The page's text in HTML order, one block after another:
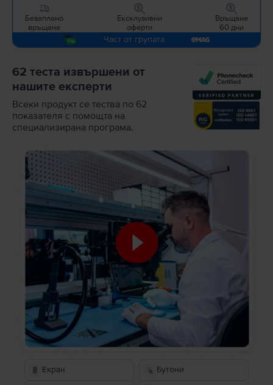
Безаплано
връщане
Ексклузивни
оферти
Връщане
60 дни
Част от групата
62 теста извършени от
нашите експерти
Всеки продукт се тества по 62
показателя с помощта на
специализирана програма.
Екран Бутони